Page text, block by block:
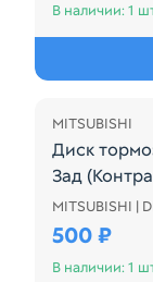
В наличии: 1
MITSUBISHI
Диск
Зад
Диск
MITSUBISHI |
500 ₽
В наличии: 1